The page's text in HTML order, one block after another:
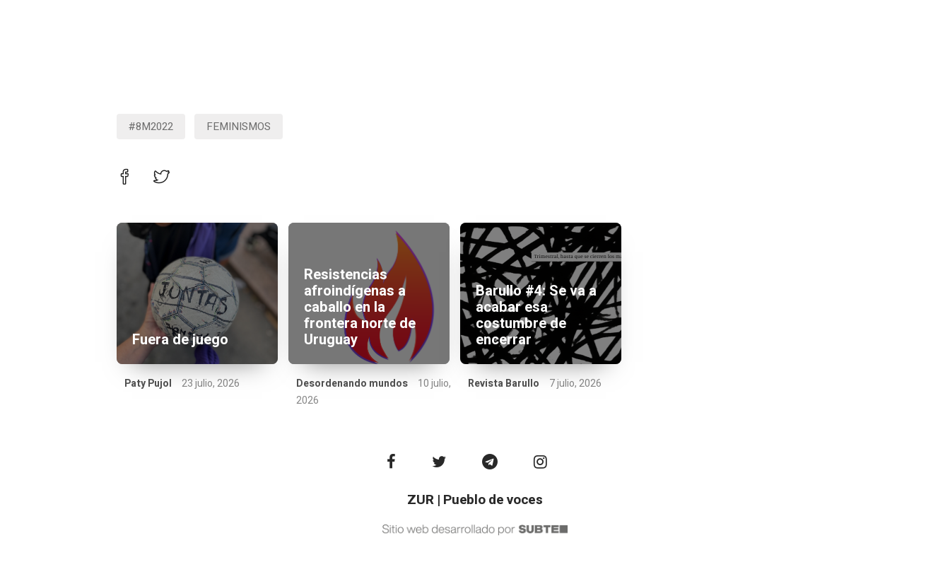
#8M2022 FEMINISMOS
Fuera de juego
Paty Pujol 23 julio, 2026
Resistencias
afroindígenas a
caballo en la
frontera norte de
Uruguay
Desordenando mundos
10 julio,
2026
Barullo #4: Se va a
acabar esa
costumbre de
encerrar
Revista Barullo 7 julio, 2026
ZUR | Pueblo de voces